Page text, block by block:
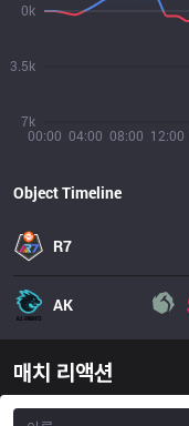
00:00 04:00 08:00 12:00
7k
3.5k
0k
Object Timeline
R7
AK
매치 리액션